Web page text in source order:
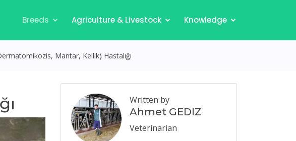
Breeds Agriculture & Livestock Knowledge
Mantar, Kellik) Hastalığı
Written by
Ahmet GEDIZ
Veterinarian